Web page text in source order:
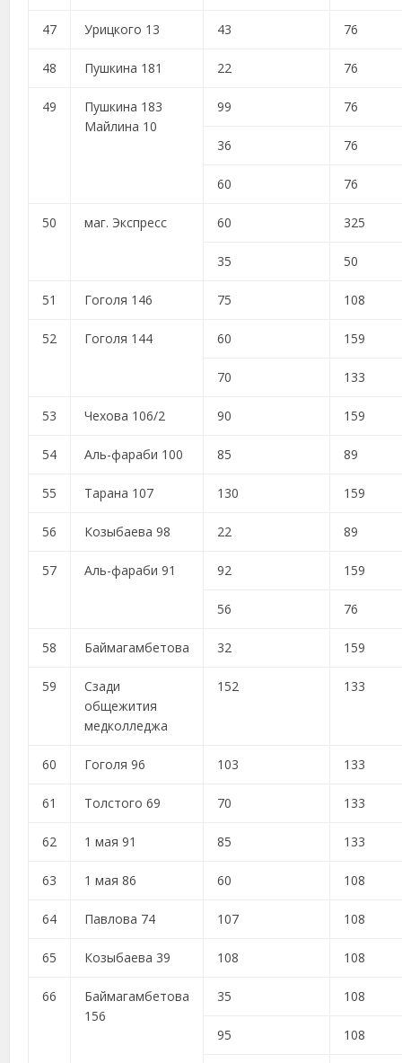
47 Урицкого 13 43 76
48 Пушкина 181 22 76
49
Пушкина 183
Майлина 10
99 76
36 76
60 76
50 маг. Экспресс 60 325
35 50
51 Гоголя 146 75 108
52 Гоголя 144 60 159
70 133
53 Чехова 106/2 90 159
54 Аль-фараби 100 85 89
55 Тарана 107 130 159
56 Козыбаева 98 22 89
57 Аль-фараби 91 92 159
56 76
58 Баймагамбетова 32 159
59
Сзади
общежития
медколледжа
152 133
60 Гоголя 96 103 133
61 Толстого 69 70 133
62 1 мая 91 85 133
63 1 мая 86 60 108
64 Павлова 74 107 108
65 Козыбаева 39 108 108
66
Баймагамбетова
156
35 108
95 108